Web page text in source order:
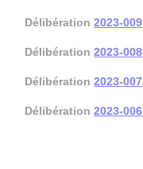
Délibération2023-009
Délibération2023-008
Délibération2023-007
Délibération2023-006